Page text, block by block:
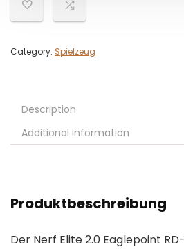
Category: Spielzeug
Description
Additional information
Produktbeschreibung
Der Nerf Elite 2.0 Eaglepoint